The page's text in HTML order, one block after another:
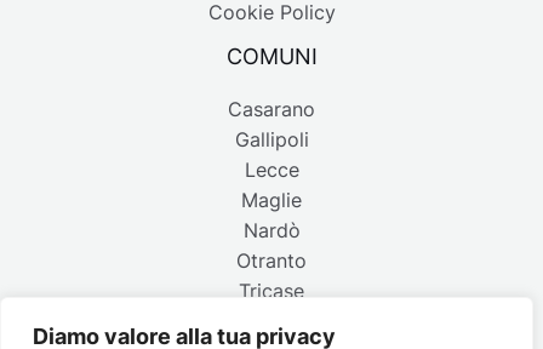
Diamo valore alla tua privacy
Cookie Policy
COMUNI
Casarano
Gallipoli
Lecce
Maglie
Nardò
Otranto
Tricase